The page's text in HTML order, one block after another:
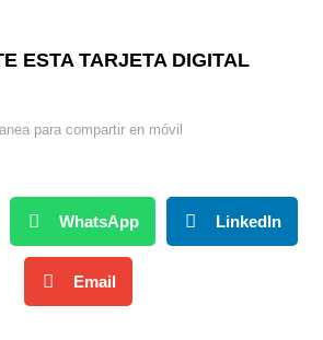
ESTA TARJETA DIGITAL
para compartir en móvil
WhatsApp LinkedIn
Email